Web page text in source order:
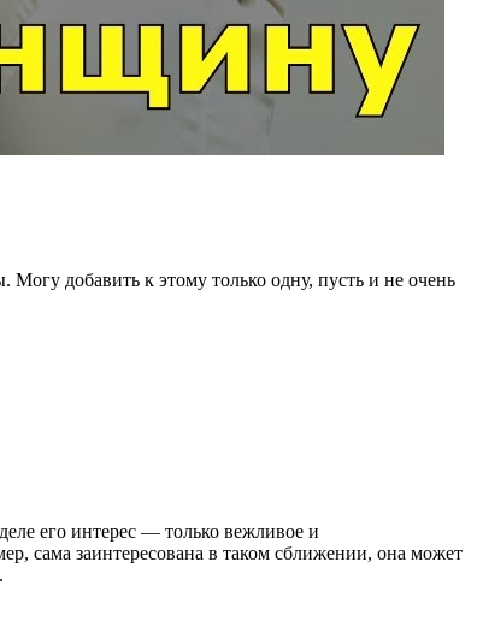
добавить к этому только одну, пусть и не очень
его интерес — только вежливое и
сама заинтересована в таком сближении, она может